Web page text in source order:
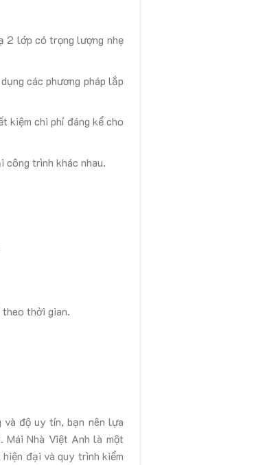
2 lớp có trọng lượng nhẹ
các phương pháp lắp
kiệm chi phí đáng kể cho
trình khác nhau.
thời gian.
độ uy tín, bạn nên lựa
Mái Nhà Việt Anh là một
đại và quy trình kiểm